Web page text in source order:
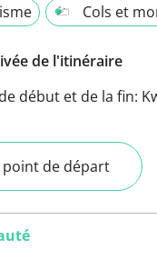
Cols et
de l'itinéraire
début et de la fin:
point de départ